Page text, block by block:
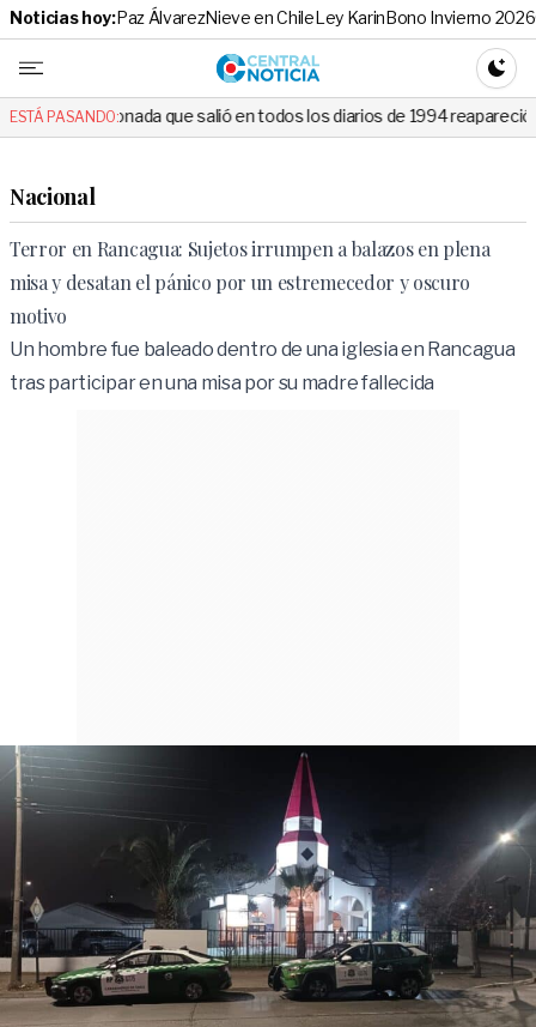
Noticias hoy:Paz ÁlvarezNieve en ChileLey KarinBono Invierno 2026
Central
ESTÁ PASANDO:
que salió en todos los diarios de 1994 reapareció e hizo llorar a
Nacional
Terror en Rancagua: Sujetos irrumpen a balazos en plena
misa y desatan el pánico por un estremecedor y oscuro
motivo
Un hombre fue baleado dentro de una iglesia en Rancagua
tras participar en una misa por su madre fallecida